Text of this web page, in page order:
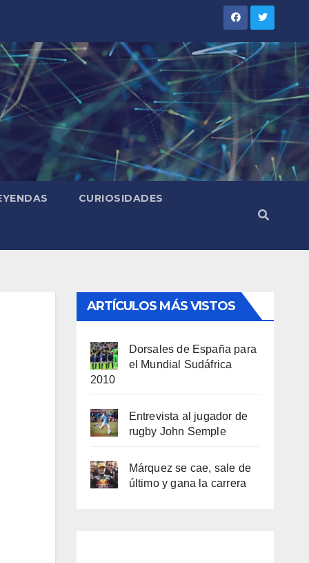
CURIOSIDADES
ARTÍCULOS MÁS VISTOS
Dorsales de España para
el Mundial Sudáfrica
2010
Entrevista al jugador de
rugby John Semple
Márquez se cae, sale de
último y gana la carrera